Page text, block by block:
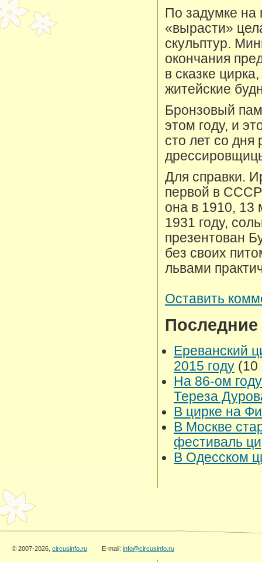
По задумке на
«вырасти»
скульптур.
окончания
в сказке
житейские
Бронзовый
этом году, и
сто лет со
Для справки.
первой в
она в 1910, 13
1931 году,
презентован
без своих
львами
Оставить
Ереванский
2015 году (10
На 86-ом
Тереза
В цирке на
В Москве
фестиваль
В Одесском
© 2007-2026, circusinfo.ru E-mail: info@circusinfo.ru